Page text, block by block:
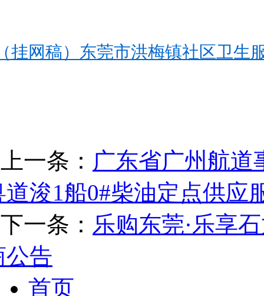
挂网稿）东莞市洪梅镇社区卫生
上一条： 广东省广州航道
道浚1船0#柴油定点供应
下一条： 乐购东莞·乐享
公告
首页